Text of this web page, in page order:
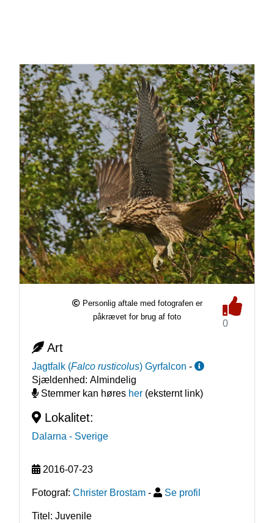
Personlig aftale med fotografen er
påkrævet for brug af foto
0
Art
Jagtfalk (Falco rusticolus) Gyrfalcon -
Sjældenhed: Almindelig
Stemmer kan høres her(eksternt link)
Lokalitet:
Dalarna - Sverige
2016-07-23
Fotograf: Christer Brostam - Se profil
Titel: Juvenile